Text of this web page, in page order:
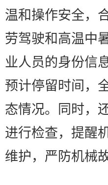
温和操作安全，
劳驾驶和高温中
业人员的身份信
预计停留时间，
态情况。同时，
进行检查，提醒
维护，严防机械